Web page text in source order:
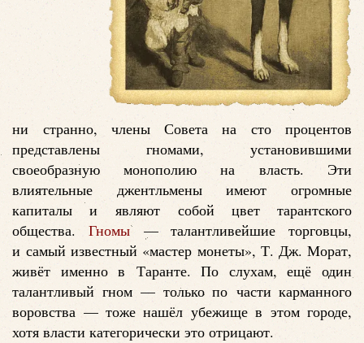
ни странно, члены Совета на сто процентов
представлены гномами, установившими
своеобразную монополию на власть. Эти
влиятельные джентльмены имеют огромные
капиталы и являют собой цвет тарантского
общества. Гномы— талантливейшие торговцы,
и самый известный «мастер монеты», Т. Дж. Морат,
живёт именно в Таранте. По слухам, ещё один
талантливый гном — только по части карманного
воровства — тоже нашёл убежище в этом городе,
хотя власти категорически это отрицают.